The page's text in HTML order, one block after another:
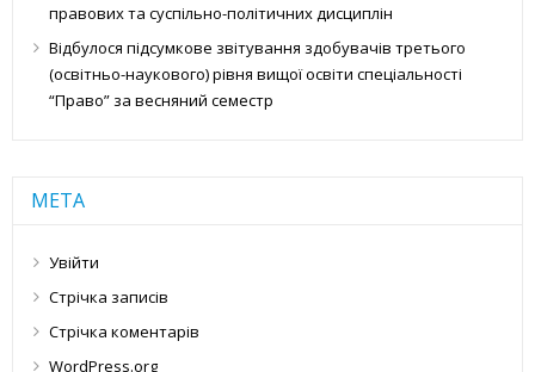
правових та суспільно-політичних дисциплін
Відбулося підсумкове звітування здобувачів третього
(освітньо-наукового) рівня вищої освіти спеціальності
“Право” за весняний семестр
МЕТА
Увійти
Стрічка записів
Стрічка коментарів
WordPress.org